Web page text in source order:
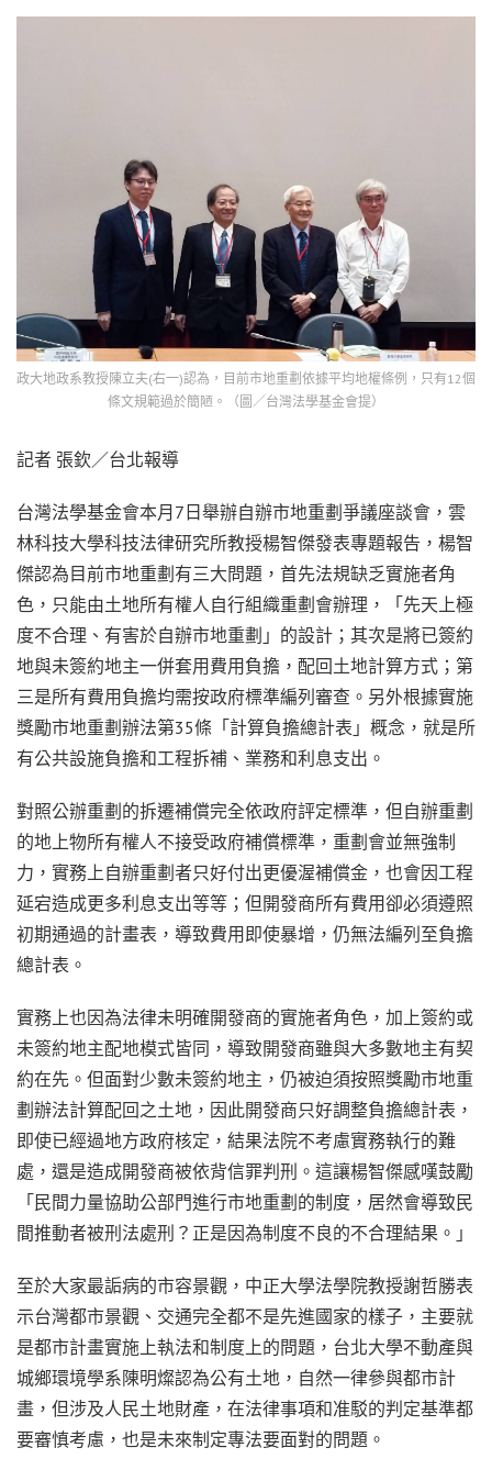
政大地政系教授陳立夫(右一)認為，目前市地重劃依據平均地權條例，只有12個
條文規範過於簡陋。（圖／台灣法學基金會提）
記者 張欽／台北報導
台灣法學基金會本月7日舉辦自辦市地重劃爭議座談會，雲
林科技大學科技法律研究所教授楊智傑發表專題報告，楊智
傑認為目前市地重劃有三大問題，首先法規缺乏實施者角
色，只能由土地所有權人自行組織重劃會辦理，「先天上極
度不合理、有害於自辦市地重劃」的設計；其次是將已簽約
地與未簽約地主一併套用費用負擔，配回土地計算方式；第
三是所有費用負擔均需按政府標準編列審查。另外根據實施
獎勵市地重劃辦法第35條「計算負擔總計表」概念，就是所
有公共設施負擔和工程拆補、業務和利息支出。
對照公辦重劃的拆遷補償完全依政府評定標準，但自辦重劃
的地上物所有權人不接受政府補償標準，重劃會並無強制
力，實務上自辦重劃者只好付出更優渥補償金，也會因工程
延宕造成更多利息支出等等；但開發商所有費用卻必須遵照
初期通過的計畫表，導致費用即使暴增，仍無法編列至負擔
總計表。
實務上也因為法律未明確開發商的實施者角色，加上簽約或
未簽約地主配地模式皆同，導致開發商雖與大多數地主有契
約在先。但面對少數未簽約地主，仍被迫須按照獎勵市地重
劃辦法計算配回之土地，因此開發商只好調整負擔總計表，
即使已經過地方政府核定，結果法院不考慮實務執行的難
處，還是造成開發商被依背信罪判刑。這讓楊智傑感嘆鼓勵
「民間力量協助公部門進行市地重劃的制度，居然會導致民
間推動者被刑法處刑？正是因為制度不良的不合理結果。」
至於大家最詬病的市容景觀，中正大學法學院教授謝哲勝表
示台灣都市景觀、交通完全都不是先進國家的樣子，主要就
是都市計畫實施上執法和制度上的問題，台北大學不動產與
城鄉環境學系陳明燦認為公有土地，自然一律參與都市計
畫，但涉及人民土地財產，在法律事項和准駁的判定基準都
要審慎考慮，也是未來制定專法要面對的問題。